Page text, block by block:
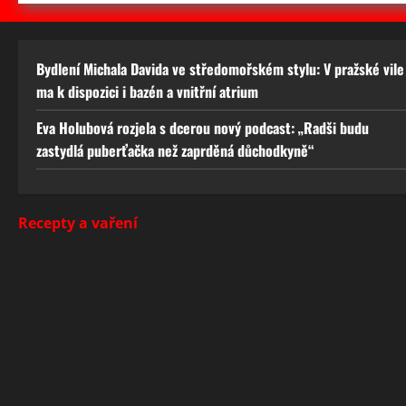
Bydlení Michala Davida ve středomořském stylu: V pražské vile
ma k dispozici i bazén a vnitřní atrium
Eva Holubová rozjela s dcerou nový podcast: „Radši budu
zastydlá puberťačka než zaprděná důchodkyně“
Recepty a vaření